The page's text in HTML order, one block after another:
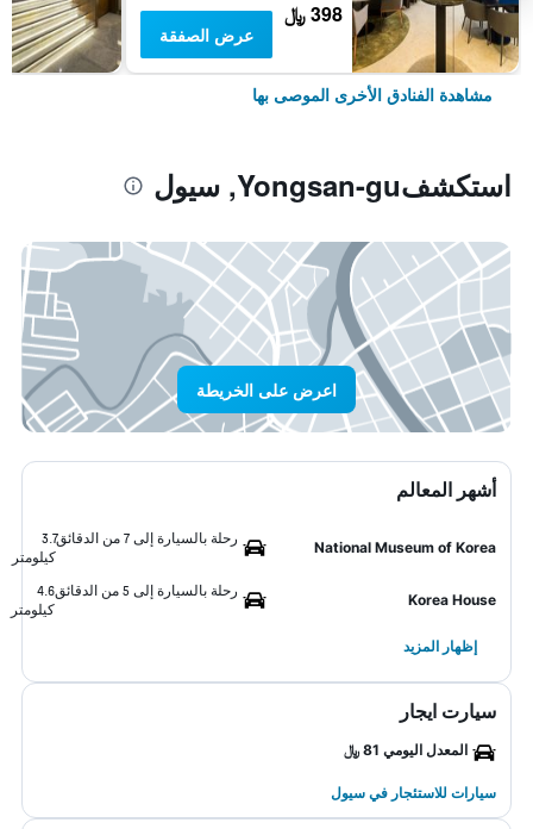
398 ﷼
عرض الصفقة
مشاهدة الفنادق الأخرى الموصى بها
استكشفYongsan-gu, سيول
اعرض على الخريطة
أشهر المعالم
National Museum of Korea
رحلة بالسيارة إلى 7 من الدقائق
3.7
كيلومتر
Korea House
رحلة بالسيارة إلى 5 من الدقائق
4.6
كيلومتر
إظهار المزيد
سيارت ايجار
المعدل اليومي 81 ﷼
سيارات للاستئجار في سيول